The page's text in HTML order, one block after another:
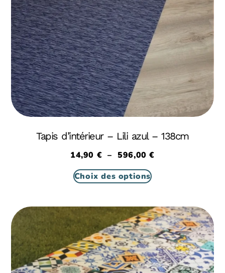
Tapis d’intérieur – Lili azul – 138cm
14,90 € – 596,00€
Choix des options